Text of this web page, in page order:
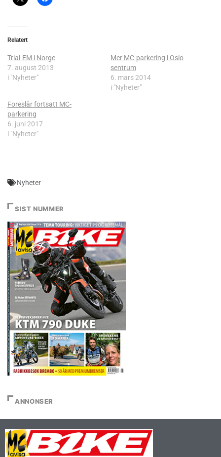
Relatert
Trial-EM i Norge
7. august 2013
i "Nyheter"
Mer MC-parkering i Oslo
sentrum
6. mars 2014
i "Nyheter"
Foreslår fortsatt MC-
parkering
6. juni 2017
i "Nyheter"
Nyheter
SIST NUMMER
ANNONSER